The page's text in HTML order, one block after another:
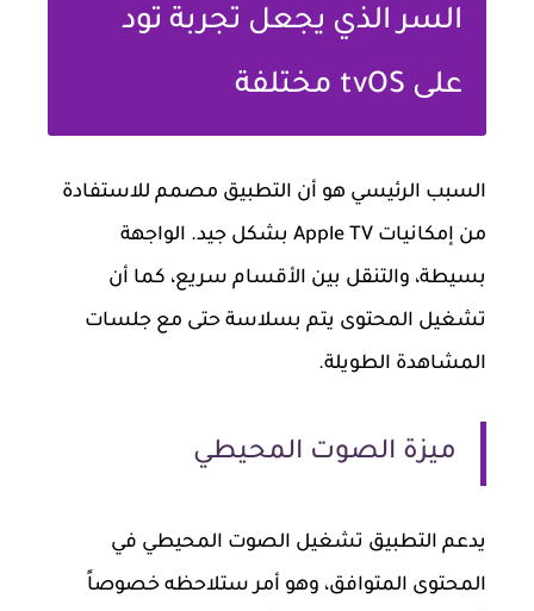
السر الذي يجعل تجربة تود
على tvOS مختلفة
السبب الرئيسي هو أن التطبيق مصمم للاستفادة
من إمكانيات Apple TV بشكل جيد. الواجهة
بسيطة، والتنقل بين الأقسام سريع، كما أن
تشغيل المحتوى يتم بسلاسة حتى مع جلسات
المشاهدة الطويلة.
ميزة الصوت المحيطي
يدعم التطبيق تشغيل الصوت المحيطي في
المحتوى المتوافق، وهو أمر ستلاحظه خصوصاً